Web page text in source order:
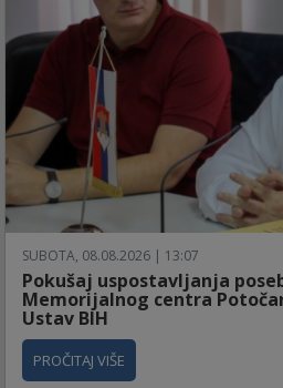
SUBOTA, 08.08.2026 | 13:07
Pokušaj uspostavljanja
Memorijalnog centra
Ustav BIH
PROČITAJ VIŠE